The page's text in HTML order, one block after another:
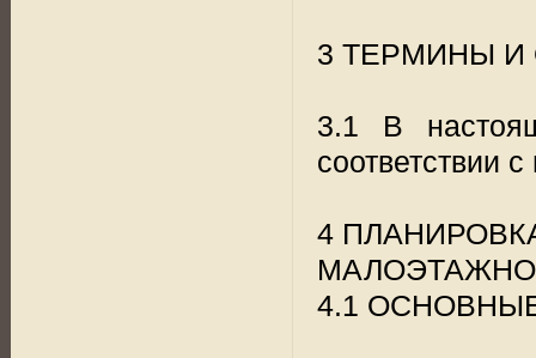
3 ТЕРМИНЫ И
3.1 В
соответствии
4
4.1